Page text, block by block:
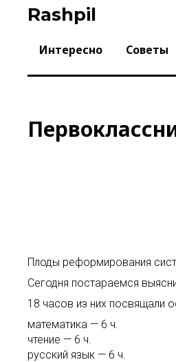
Rashpil
Интересно Советы
Плоды реформирования
Сегодня постараемся
18 часов из них посвящали
математика — 6 ч.
чтение — 6 ч.
русский язык — 6 ч.